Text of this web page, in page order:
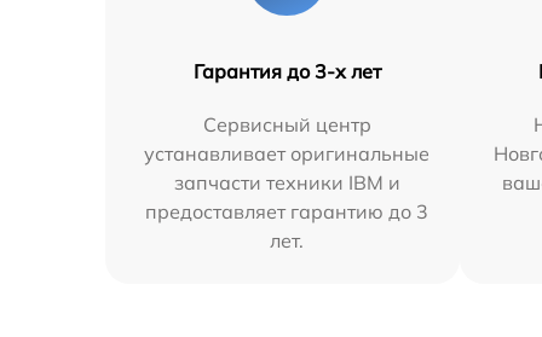
Гарантия до 3-х лет
Сервисный центр
устанавливает оригинальные
запчасти техники IBM и
предоставляет гарантию до 3
лет.